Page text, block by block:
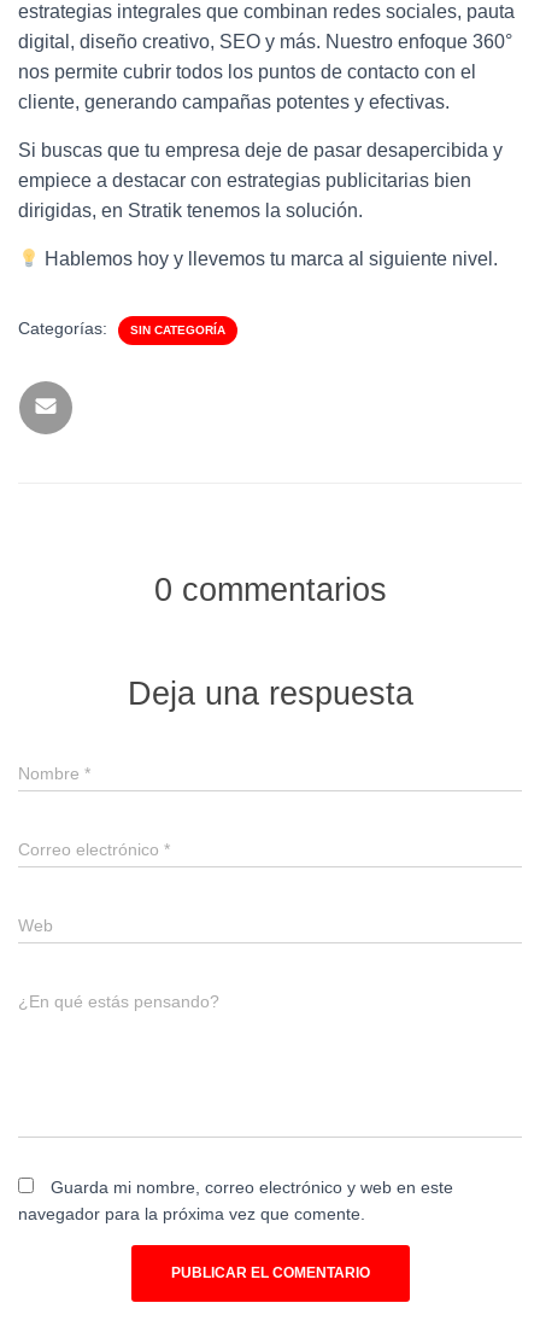
estrategias integrales que combinan redes sociales, pauta
digital, diseño creativo, SEO y más. Nuestro enfoque 360°
nos permite cubrir todos los puntos de contacto con el
cliente, generando campañas potentes y efectivas.
Si buscas que tu empresa deje de pasar desapercibida y
empiece a destacar con estrategias publicitarias bien
dirigidas, en Stratik tenemos la solución.
Hablemos hoy y llevemos tu marca al siguiente nivel.
Categorías: SIN CATEGORÍA
0 commentarios
Deja una respuesta
Nombre *
Correo electrónico *
Web
¿En qué estás pensando?
Guarda mi nombre, correo electrónico y web en este
navegador para la próxima vez que comente.